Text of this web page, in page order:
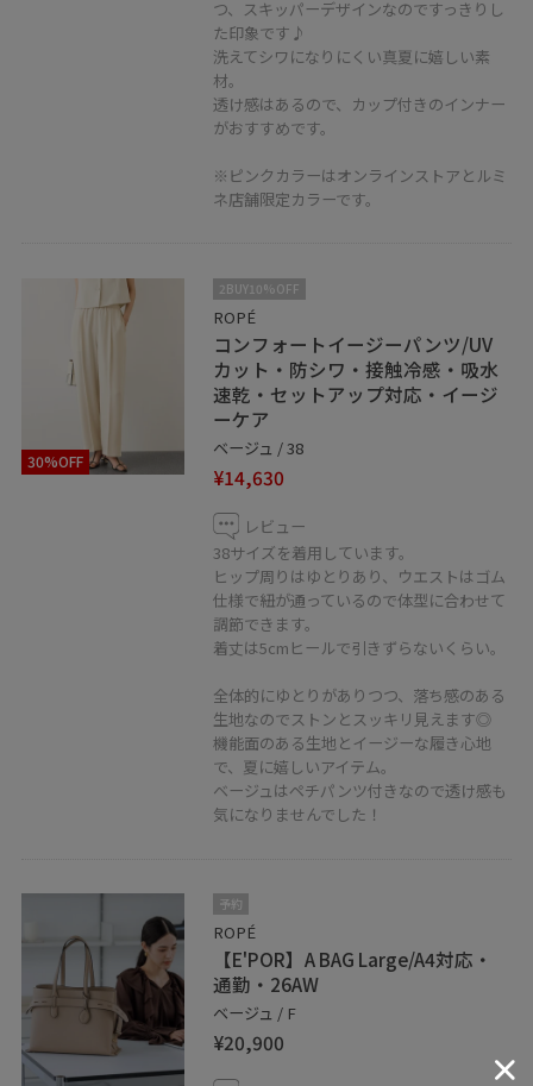
【友だち追加】をタップをして下さい。
つ、スキッパーデザインなのですっきりし
た印象です♪
洗えてシワになりにくい真夏に嬉しい素
材。
透け感はあるので、カップ付きのインナー
がおすすめです。
※ピンクカラーはオンラインストアとルミ
ネ店舗限定カラーです。
30%OFF
2BUY10%OFF
ROPÉ
コンフォートイージーパンツ/UV
カット・防シワ・接触冷感・吸水
速乾・セットアップ対応・イージ
ーケア
ベージュ / 38
¥14,630
レビュー
38サイズを着用しています。
ヒップ周りはゆとりあり、ウエストはゴム
仕様で紐が通っているので体型に合わせて
調節できます。
着丈は5cmヒールで引きずらないくらい。
全体的にゆとりがありつつ、落ち感のある
生地なのでストンとスッキリ見えます◎
機能面のある生地とイージーな履き心地
で、夏に嬉しいアイテム。
ベージュはペチパンツ付きなので透け感も
気になりませんでした！
予約
ROPÉ
【E'POR】A BAG Large/A4対応・
通勤・26AW
ベージュ / F
¥20,900